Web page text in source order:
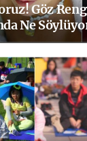
Göz
Ne